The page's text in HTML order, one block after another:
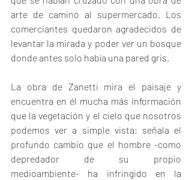
arte de camino al supermercado. Los
comerciantes quedaron agradecidos de
levantar la mirada y poder ver un bosque
donde antes solo había una pared gris.
La obra de Zanetti mira el paisaje y
encuentra en él mucha más información
que la vegetación y el cielo que nosotros
podemos ver a simple vista: señala el
profundo cambio que el hombre -como
depredador de su propio
medioambiente- ha infringido en la